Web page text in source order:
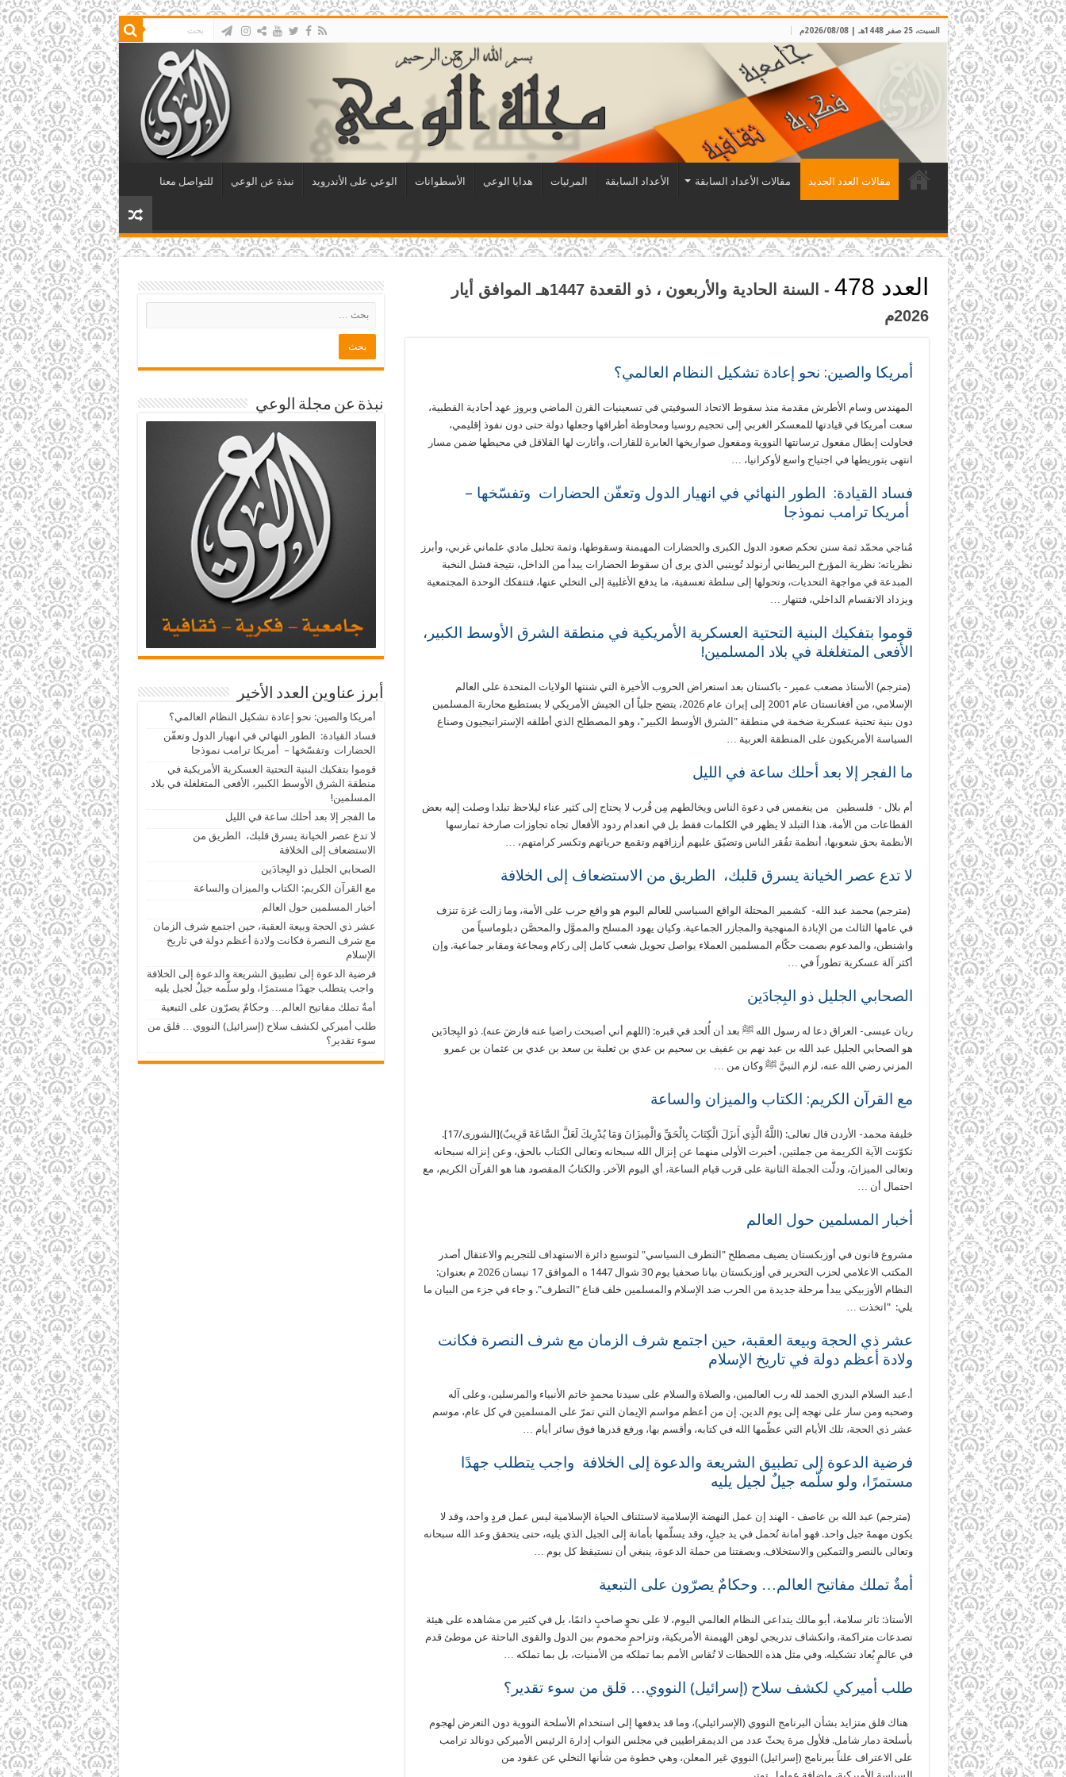
السبت، 25 صفر 1448هـ | 2026/08/08م
مقالات العدد الجديد مقالات الأعداد السابقة الأعداد السابقة المرئيات هدايا الوعي الأسطوانات الوعي على الأندرويد نبذة عن الوعي للتواصل معنا
العدد 478
- السنة الحادية والأربعون ، ذو القعدة 1447هـ الموافق أيار
2026م
أمريكا والصين: نحو إعادة تشكيل النظام العالمي؟
المهندس وسام الأطرش مقدمة منذ سقوط الاتحاد السوفيتي في تسعينيات القرن الماضي وبروز عهد أحادية القطبية،
سعت أمريكا في قيادتها للمعسكر الغربي إلى تحجيم روسيا ومحاوطة أطرافها وجعلها دولة حتى دون نفوذ إقليمي،
فحاولت إبطال مفعول ترسانتها النووية ومفعول صواريخها العابرة للقارات، وأثارت لها القلاقل في محيطها ضمن مسار
انتهى بتوريطها في اجتياح واسع لأوكرانيا، …
فساد القيادة: الطور النهائي في انهيار الدول وتعفّن الحضارات وتفسّخها –
أمريكا ترامب نموذجا
مُناجي محمّد ثمة سنن تحكم صعود الدول الكبرى والحضارات المهيمنة وسقوطها، وثمة تحليل مادي علماني غربي، وأبرز
نظرياته: نظرية المؤرخ البريطاني أرنولد تُوينبي الذي يرى أن سقوط الحضارات يبدأ من الداخل، نتيجة فشل النخبة
المبدعة في مواجهة التحديات، وتحولها إلى سلطة تعسفية، ما يدفع الأغلبية إلى التخلي عنها، فتتفكك الوحدة المجتمعية
ويزداد الانقسام الداخلي، فتنهار …
قوموا بتفكيك البنية التحتية العسكرية الأمريكية في منطقة الشرق الأوسط الكبير،
الأفعى المتغلغلة في بلاد المسلمين!
(مترجم) الأستاذ مصعب عمير - باكستان بعد استعراض الحروب الأخيرة التي شنتها الولايات المتحدة على العالم
الإسلامي، من أفغانستان عام 2001 إلى إيران عام 2026، يتضح جلياً أن الجيش الأمريكي لا يستطيع محاربة المسلمين
دون بنية تحتية عسكرية ضخمة في منطقة "الشرق الأوسط الكبير"، وهو المصطلح الذي أطلقه الإستراتيجيون وصناع
السياسة الأمريكيون على المنطقة العربية …
ما الفجر إلا بعد أحلك ساعة في الليل
أم بلال - فلسطين من ينغمس في دعوة الناس ويخالطهم مِن قُرب لا يحتاج إلى كثير عناء ليلاحظ تبلدا وصلت إليه بعض
القطاعات من الأمة، هذا التبلد لا يظهر في الكلمات فقط بل في انعدام ردود الأفعال تجاه تجاوزات صارخة تمارسها
الأنظمة بحق شعوبها، أنظمة تفُقر الناس وتضيّق عليهم أرزاقهم وتقمع حرياتهم وتكسر كرامتهم، …
لا تدع عصر الخيانة يسرق قلبك، الطريق من الاستضعاف إلى الخلافة
(مترجم) محمد عبد الله- كشمير المحتلة الواقع السياسي للعالم اليوم هو واقع حرب على الأمة، وما زالت غزة تنزف
في عامها الثالث من الإبادة المنهجية والمجازر الجماعية. وكيان يهود المسلح والمموَّل والمحصَّن دبلوماسياً من
واشنطن، والمدعوم بصمت حكّام المسلمين العملاء يواصل تحويل شعب كامل إلى ركام ومجاعة ومقابر جماعية. وإن
أكثر آلة عسكرية تطوراً في …
الصحابي الجليل ذو البِجادَين
ريان عيسى- العراق دعا له رسول الله ﷺ بعد أن أُلحد في قبره: (اللهم أني أصبحت راضيا عنه فارضَ عنه). ذو البِجادَين
هو الصحابي الجليل عبد الله بن عبد نهم بن عفيف بن سحيم بن عدي بن ثعلبة بن سعد بن عدي بن عثمان بن عمرو
المزني رضي الله عنه، لزم النبيَّ ﷺ وكان من …
مع القرآن الكريم: الكتاب والميزان والساعة
خليفة محمد- الأردن قال تعالى: (اللَّهُ الَّذِي أَنزَلَ الْكِتَابَ بِالْحَقِّ وَالْمِيزَانَ وَمَا يُدْرِيكَ لَعَلَّ السَّاعَةَ قَرِيبٌ)[الشورى/17].
تكوّنت الآية الكريمة من جملتين، أخبرت الأولى منهما عن إنزال الله سبحانه وتعالى الكتاب بالحق، وعن إنزاله سبحانه
وتعالى الميزانَ، ودلّت الجملة الثانية على قرب قيام الساعة، أي اليوم الآخر. والكتابُ المقصود هنا هو القرآن الكريم، مع
احتمال أن …
أخبار المسلمين حول العالم
مشروع قانون في أوزبكستان يضيف مصطلح "التطرف السياسي" لتوسيع دائرة الاستهداف للتجريم والاعتقال أصدر
المكتب الاعلامي لحزب التحرير في أوزبكستان بيانا صحفيا يوم 30 شوال 1447 ه الموافق 17 نيسان 2026 م بعنوان:
النظام الأوزبيكي يبدأ مرحلة جديدة من الحرب ضد الإسلام والمسلمين خلف قناع "التطرف". و جاء في جزء من البيان ما
يلي: "اتخذت …
عشر ذي الحجة وبيعة العقبة، حين اجتمع شرف الزمان مع شرف النصرة فكانت
ولادة أعظم دولة في تاريخ الإسلام
أ.عبد السلام البدري الحمد لله رب العالمين، والصلاة والسلام على سيدنا محمدٍ خاتم الأنبياء والمرسلين، وعلى آله
وصحبه ومن سار على نهجه إلى يوم الدين. إن من أعظم مواسم الإيمان التي تمرّ على المسلمين في كل عام، موسم
عشر ذي الحجة، تلك الأيام التي عظّمها الله في كتابه، وأقسم بها، ورفع قدرها فوق سائر أيام …
فرضية الدعوة إلى تطبيق الشريعة والدعوة إلى الخلافة واجب يتطلب جهدًا
مستمرًا، ولو سلّمه جيلٌ لجيل يليه
(مترجم) عبد الله بن عاصف - الهند إن عمل النهضة الإسلامية لاستئناف الحياة الإسلامية ليس عمل فردٍ واحد، وقد لا
يكون مهمةَ جيل واحد. فهو أمانة تُحمل في يد جيلٍ، وقد يسلّمها بأمانة إلى الجيل الذي يليه، حتى يتحقق وعد الله سبحانه
وتعالى بالنصر والتمكين والاستخلاف. وبصفتنا من حملة الدعوة، ينبغي أن نستيقظ كل يوم …
أمةٌ تملك مفاتيح العالم… وحكامٌ يصرّون على التبعية
الأستاذ: ثائر سلامة، أبو مالك يتداعى النظام العالمي اليوم، لا على نحوٍ صاخبٍ دائمًا، بل في كثير من مشاهده على هيئة
تصدعات متراكمة، وانكشاف تدريجي لوهن الهيمنة الأمريكية، وتزاحمٍ محموم بين الدول والقوى الباحثة عن موطئ قدم
في عالمٍ يُعاد تشكيله. وفي مثل هذه اللحظات لا تُقاس الأمم بما تملكه من الأمنيات، بل بما تملكه …
طلب أميركي لكشف سلاح (إسرائيل) النووي… قلق من سوء تقدير؟
هناك قلق متزايد بشأن البرنامج النووي (الإسرائيلي)، وما قد يدفعها إلى استخدام الأسلحة النووية دون التعرض لهجوم
بأسلحة دمار شامل. فلأول مرة يحثّ عدد من الديمقراطيين في مجلس النواب إدارة الرئيس الأميركي دونالد ترامب
على الاعتراف علناً ببرنامج (إسرائيل) النووي غير المعلن، وهي خطوة من شأنها التخلي عن عقود من
نبذة عن مجلة الوعي
أبرز عناوين العدد الأخير
أمريكا والصين: نحو إعادة تشكيل النظام العالمي؟
فساد القيادة: الطور النهائي في انهيار الدول وتعفّن
الحضارات وتفسّخها – أمريكا ترامب نموذجا
قوموا بتفكيك البنية التحتية العسكرية الأمريكية في
منطقة الشرق الأوسط الكبير، الأفعى المتغلغلة في بلاد
المسلمين!
ما الفجر إلا بعد أحلك ساعة في الليل
لا تدع عصر الخيانة يسرق قلبك، الطريق من
الاستضعاف إلى الخلافة
الصحابي الجليل ذو البِجادَين
مع القرآن الكريم: الكتاب والميزان والساعة
أخبار المسلمين حول العالم
عشر ذي الحجة وبيعة العقبة، حين اجتمع شرف الزمان
مع شرف النصرة فكانت ولادة أعظم دولة في تاريخ
الإسلام
فرضية الدعوة إلى تطبيق الشريعة والدعوة إلى الخلافة
واجب يتطلب جهدًا مستمرًا، ولو سلّمه جيلٌ لجيل يليه
أمةٌ تملك مفاتيح العالم… وحكامٌ يصرّون على التبعية
طلب أميركي لكشف سلاح (إسرائيل) النووي… قلق من
سوء تقدير؟